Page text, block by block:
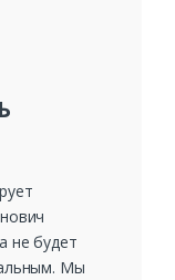
не будет
Мы